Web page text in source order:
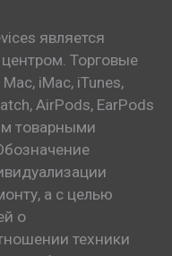
является
Торговые
iMac, iTunes,
AirPods, EarPods
товарными
а с целью
о
техники